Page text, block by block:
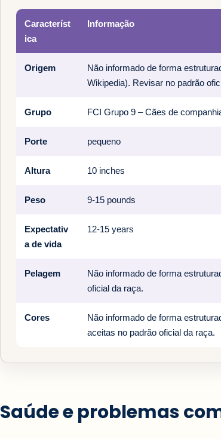
Característ
ica
Informação
Origem
Não informado de forma
Wikipedia). Revisar no padrão
Grupo FCI Grupo 9 – Cães de
Porte pequeno
Altura 10 inches
Peso 9-15 pounds
Expectativ
a de vida
12-15 years
Pelagem
Não informado de forma
oficial da raça.
Cores
Não informado de forma
aceitas no padrão oficial da raça.
Saúde e problemas